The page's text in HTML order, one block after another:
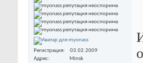
Регистрация
03.02.2009
Адрес
Minsk